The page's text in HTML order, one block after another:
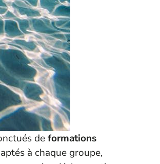
deformations
à chaque groupe,